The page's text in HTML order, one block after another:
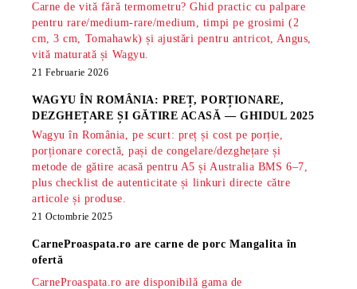
Carne de vită fără termometru? Ghid practic cu palpare
pentru rare/medium-rare/medium, timpi pe grosimi (2
cm, 3 cm, Tomahawk) și ajustări pentru antricot, Angus,
vită maturată și Wagyu.
21 Februarie 2026
WAGYU ÎN ROMÂNIA: PREȚ, PORȚIONARE,
DEZGHEȚARE ȘI GĂTIRE ACASĂ — GHIDUL 2025
Wagyu în România, pe scurt: preț și cost pe porție,
porționare corectă, pași de congelare/dezghețare și
metode de gătire acasă pentru A5 și Australia BMS 6–7,
plus checklist de autenticitate și linkuri directe către
articole și produse.
21 Octombrie 2025
CarneProaspata.ro arecarne de porc Mangalita în
ofertă
CarneProaspata.ro are disponibilă gama de